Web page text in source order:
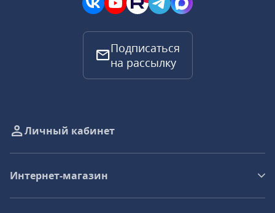
Подписаться
на рассылку
Личный кабинет
Интернет-магазин